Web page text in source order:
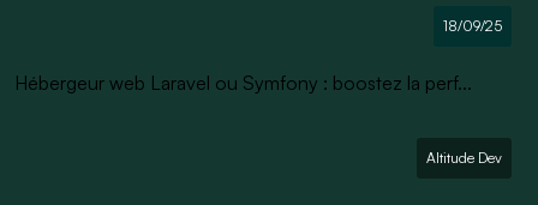
18/09/25
Hébergeur web Laravel ou Symfony : boostez la perf...
Altitude Dev